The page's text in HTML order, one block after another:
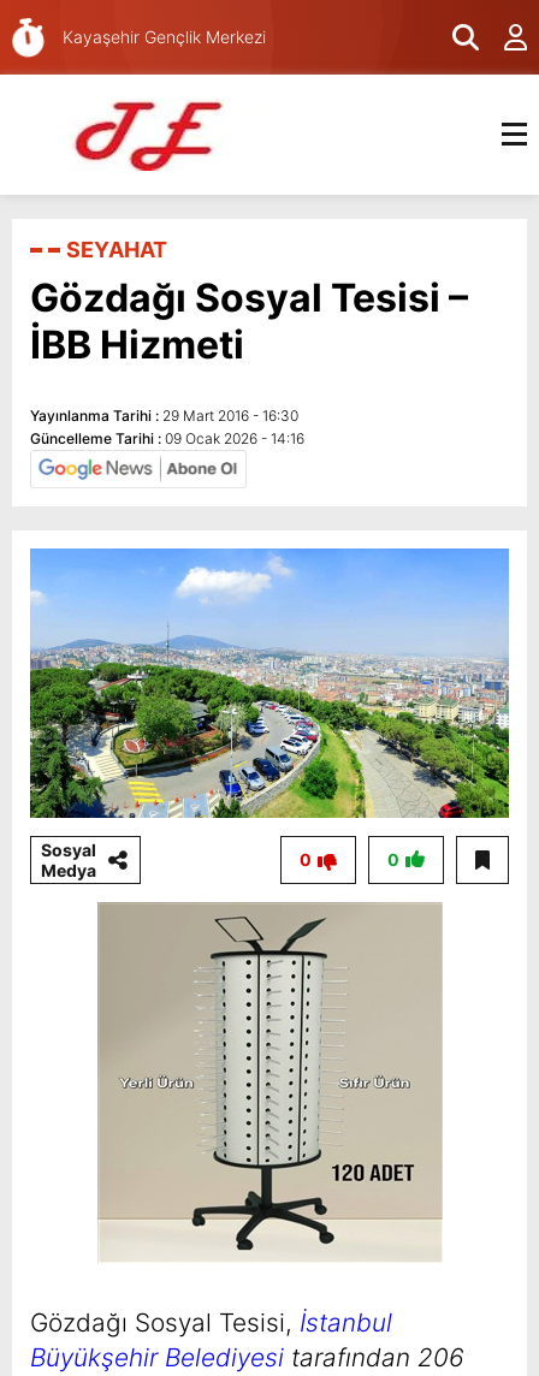
Kayaşehir Gençlik Merkezi
Kayaşehir
Kodları
SEYAHAT
Gözdağı Sosyal Tesisi –
İBB Hizmeti
Yayınlanma Tarihi : 29 Mart 2016 - 16:30
Güncelleme Tarihi : 09 Ocak 2026 - 14:16
Sosyal
Medya
0
0
Gözdağı Sosyal Tesisi, İstanbul
Büyükşehir Belediyesi tarafından 206